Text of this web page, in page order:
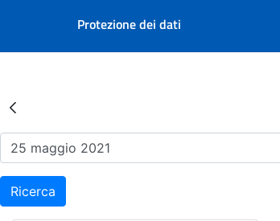
Protezione dei dati
Risultati della
Ricerca